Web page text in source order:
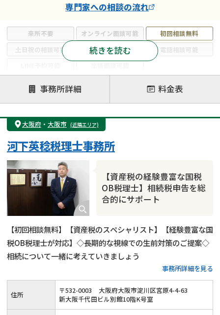
来所不要 オンライン面談可能
初回相談無料
土日祝の相談可能
19時以降電話可能
電話相談可能
注力案件
遺言書作成・遺言執行
相続放棄
相続登記
遺産分割
遺留分侵害額請求
相続税申告
相続手続き
銀行手続き
成年後見・任意後見
贈与税
相続人調査
相続トラブル
続きを読む
専門家への相談の流れ
事務所詳細 料金表
大阪府・ 大阪市 (近隣エリア)
【資産税の経験豊富な国税
OB税理士】相続税申告を総
合的にサポート
河下英稔税理士事務所
【初回相談無料】【資産税のスペシャリスト】【経験豊富な国
税OB税理士が対応】◇長期的な視線での生前対策のご提案◇
相続について一緒に考えていきましょう
事務所詳細を見る
住所 〒532-0003
大阪府大阪市淀川区宮原4-4-63
新大阪千代田ビル別館10階K号室